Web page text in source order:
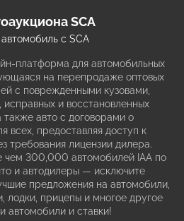
SCA
с SCA
платформа для автомобильных
на перепродаже оптовых
с поврежденными кузовами,
и восстановленных
авто с договорами о
всех, предоставляя доступ к
требования лицензии дилера.
чем 300,000 автомобилей IAA по
и автодилеры — исключите
предложения на автомобили,
лодки, прицепы и многое другое
автомобили и ставки!